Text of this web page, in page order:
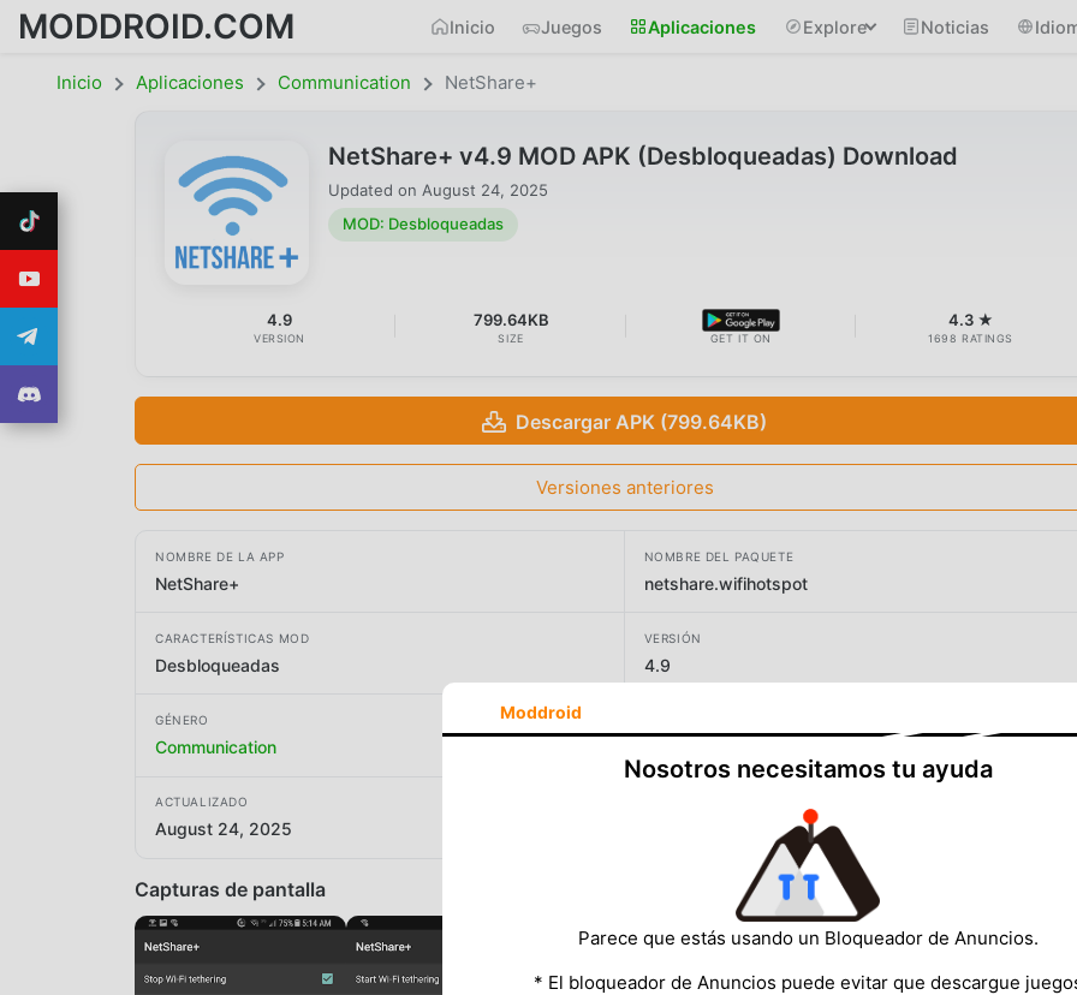
MODDROID.COM Inicio Juegos Aplicaciones Explore Noticias
Inicio Aplicaciones Communication NetShare+
NetShare+ v4.9 MOD APK (Desbloqueadas) Download
Updated on August 24, 2025
MOD: Desbloqueadas
4.9
VERSION
799.64KB
SIZE GET IT ON
4.3 ★
1698 RATINGS
Descargar APK (799.64KB)
Versiones anteriores
NOMBRE DE LA APP
NetShare+
NOMBRE DEL PAQUETE
netshare.wifihotspot
CARACTERÍSTICAS MOD
Desbloqueadas
VERSIÓN
4.9
GÉNERO
Communication
ACTUALIZADO
August 24, 2025
Capturas de pantalla
Moddroid
Nosotros necesitamos tu ayuda
Parece que estás usando un Bloqueador de Anuncios.
* El bloqueador de Anuncios puede evitar que descargue